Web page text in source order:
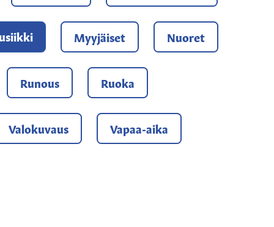
Myyjäiset Nuoret
Runous Ruoka
Valokuvaus Vapaa-aika